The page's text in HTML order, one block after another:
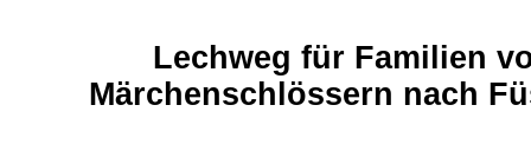
Lechweg für Familien
Märchenschlössern nach